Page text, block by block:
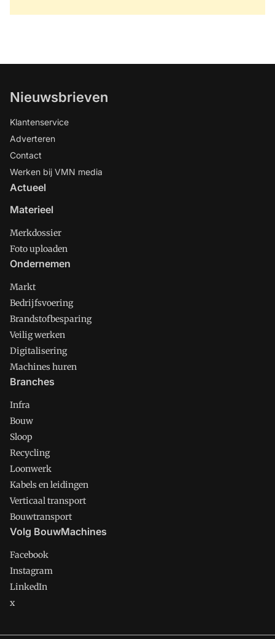
Nieuwsbrieven
Klantenservice
Adverteren
Contact
Werken bij VMN media
Actueel
Materieel
Merkdossier
Foto uploaden
Ondernemen
Markt
Bedrijfsvoering
Brandstofbesparing
Veilig werken
Digitalisering
Machines huren
Branches
Infra
Bouw
Sloop
Recycling
Loonwerk
Kabels en leidingen
Verticaal transport
Bouwtransport
Volg BouwMachines
Facebook
Instagram
LinkedIn
x